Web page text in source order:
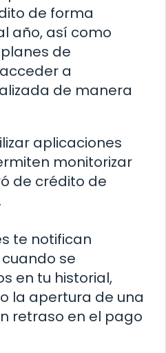
de forma
año, así como
de
a
de manera
aplicaciones
monitorizar
de crédito de
te notifican
se
en tu historial,
la apertura de una
retraso en el pago